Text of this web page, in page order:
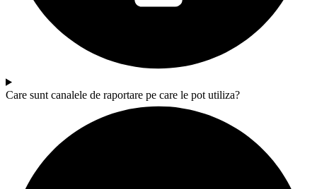
Care sunt canalele de raportare pe care le pot utiliza?